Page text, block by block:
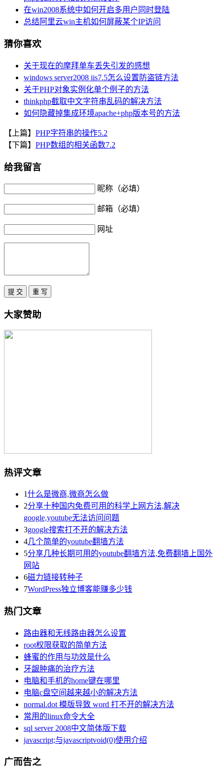
在win2008系统中如何开启多用户同时登陆
总结阿里云win主机如何屏蔽某个IP访问
猜你喜欢
关于现在的摩拜单车丢失引发的感想
windows server2008 iis7.5怎么设置防盗链方法
关于PHP对象实例化单个例子的方法
thinkphp截取中文字符串乱码的解决方法
如何隐藏掉集成环境apache+php版本号的方法
【上篇】 PHP字符串的操作5.2
【下篇】 PHP数组的相关函数7.2
给我留言
昵称（必填）
邮箱（必填）
网址
大家赞助
热评文章
1什么是微商,微商怎么做
2分享十种国内免费可用的科学上网方法,解决
google,youtube无法访问问题
3google搜索打不开的解决方法
4几个简单的youtube翻墙方法
5分享几种长期可用的youtube翻墙方法,免费翻墙上国外
网站
6磁力链接转种子
7WordPress独立博客能赚多少钱
热门文章
路由器和无线路由器怎么设置
root权限获取的简单方法
蜂蜜的作用与功效是什么
牙龈肿痛的治疗方法
电脑和手机的home键在哪里
电脑c盘空间越来越小的解决方法
normal.dot 模版导致 word 打不开的解决方法
常用的linux命令大全
sql server 2008中文简体版下载
javascript;与javascriptvoid(0)使用介绍
广而告之